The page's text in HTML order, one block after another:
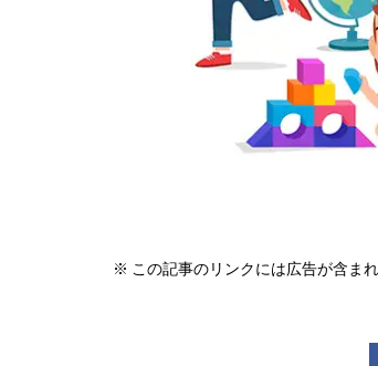
※ この記事のリンクには広告が含まれ